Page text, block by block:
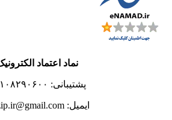
نماد اعتماد
پشتیبانی: ۰۹۱۰۸۲۹۰۶۰۰
ایمیل: petzip.ir@gmail.com